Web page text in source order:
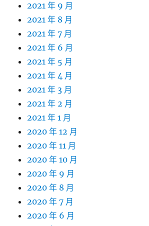
2021 年 9 月
2021 年 8 月
2021 年 7 月
2021 年 6 月
2021 年 5 月
2021 年 4 月
2021 年 3 月
2021 年 2 月
2021 年 1 月
2020 年 12 月
2020 年 11 月
2020 年 10 月
2020 年 9 月
2020 年 8 月
2020 年 7 月
2020 年 6 月